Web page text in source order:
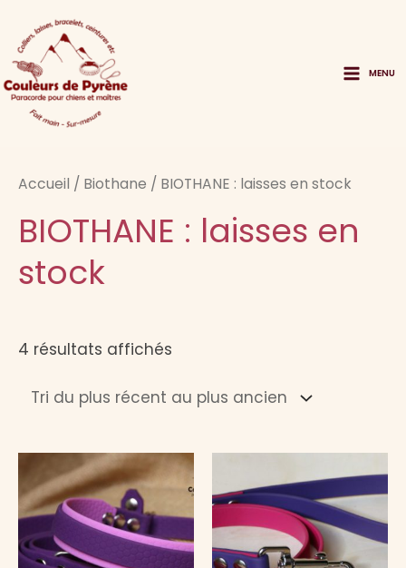
contenu
MENU
Accueil / Biothane / BIOTHANE : laisses en stock
BIOTHANE : laisses en
stock
4 résultats affichés
récent
au